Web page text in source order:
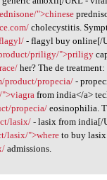
">chinese
cholecystitis.
- flagyl buy online[/
priligy/">priligy
her? The de treatment:
product/propecia/ -
from india</a>
propecia/ eosinophilia.
lasix/ - lasix from india[/
lasix/">whereto buy lasix
admissions.